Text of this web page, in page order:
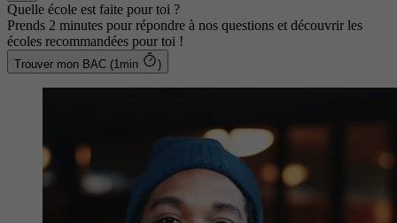
Quelle école est faite pour toi ?
Prends 2 minutes pour répondre à nos questions et découvrir les
écoles recommandées pour toi !
Trouver mon BAC (1min )